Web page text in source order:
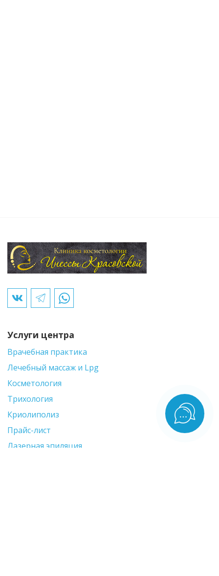
Услуги центра
Врачебная практика
Лечебный массаж и Lpg
Косметология
Трихология
Криолиполиз
Прайс-лист
Лазерная эпиляция